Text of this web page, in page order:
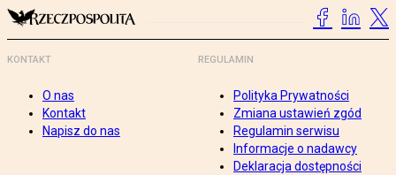
KONTAKT
O nas
Kontakt
Napisz do nas
REGULAMIN
Polityka Prywatności
Zmiana ustawień zgód
Regulamin serwisu
Informacje o nadawcy
Deklaracja dostępności